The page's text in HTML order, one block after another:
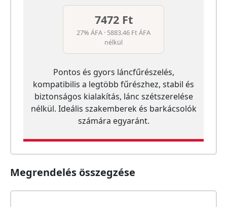
7472 Ft
27% ÁFA · 5883.46 Ft ÁFA
nélkül
Pontos és gyors láncfűrészelés,
kompatibilis a legtöbb fűrészhez, stabil és
biztonságos kialakítás, lánc szétszerelése
nélkül. Ideális szakemberek és barkácsolók
számára egyaránt.
Megrendelés összegzése